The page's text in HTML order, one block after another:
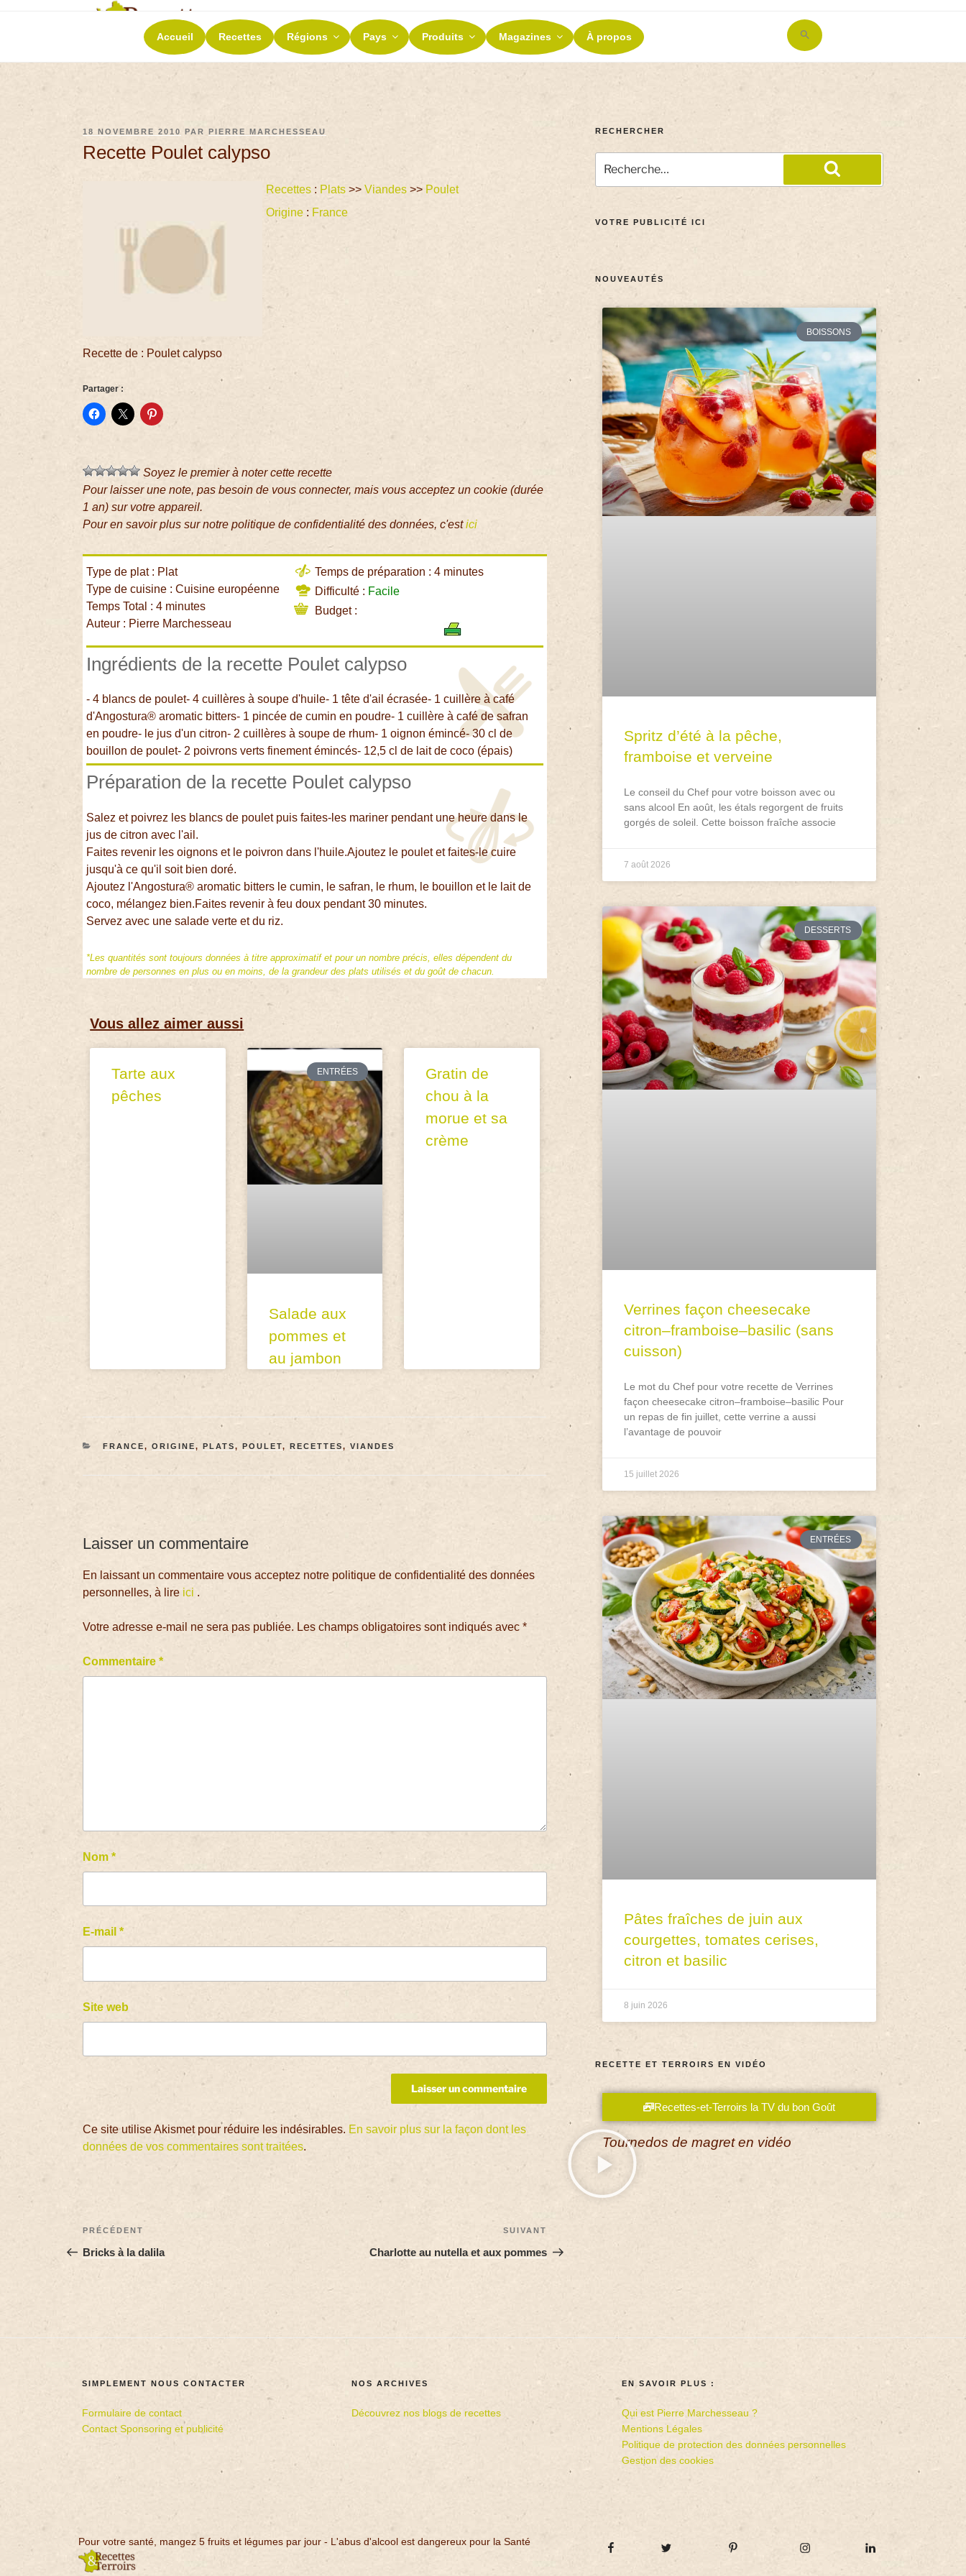
RECETTES ET TERROIRS
La richesse de nos terroirs
Accueil Recettes Régions Pays Produits Magazines À propos
Search
for:
18 NOVEMBRE 2010 PARPIERRE MARCHESSEAU
Recette Poulet calypso
Recettes : Plats >>Viandes >> Poulet
Origine : France
Recette de : Poulet calypso
Partager :
Soyez le premier à noter cette recette
Pour laisser une note, pas besoin de vous connecter, mais vous acceptez un cookie (durée
1 an) sur votre appareil.
Pour en savoir plus sur notre politique de confidentialité des données, c'estici
Type de plat : Plat
Type de cuisine : Cuisine européenne
Temps Total : 4 minutes
Auteur : Pierre Marchesseau
Temps de préparation : 4 minutes
Difficulté : Facile
Budget :
Ingrédients de la recette Poulet calypso
- 4 blancs de poulet- 4 cuillères à soupe d'huile- 1 tête d'ail écrasée- 1 cuillère à café
d'Angostura® aromatic bitters- 1 pincée de cumin en poudre- 1 cuillère à café de safran
en poudre- le jus d'un citron- 2 cuillères à soupe de rhum- 1 oignon émincé- 30 cl de
bouillon de poulet- 2 poivrons verts finement émincés- 12,5 cl de lait de coco (épais)
Préparation de la recette Poulet calypso
Salez et poivrez les blancs de poulet puis faites-les mariner pendant une heure dans le
jus de citron avec l'ail.
Faites revenir les oignons et le poivron dans l'huile.Ajoutez le poulet et faites-le cuire
jusqu'à ce qu'il soit bien doré.
Ajoutez l'Angostura® aromatic bitters le cumin, le safran, le rhum, le bouillon et le lait de
coco, mélangez bien.Faites revenir à feu doux pendant 30 minutes.
Servez avec une salade verte et du riz.
*Les quantités sont toujours données à titre approximatif et pour un nombre précis, elles dépendent du
nombre de personnes en plus ou en moins, de la grandeur des plats utilisés et du goût de chacun.
Vous allez aimer aussi
Tarte aux
pêches
ENTRÉES
Salade aux
pommes et
au jambon
Gratin de
chou à la
morue et sa
crème
FRANCE, ORIGINE, PLATS, POULET, RECETTES, VIANDES
Laisser un commentaire
En laissant un commentaire vous acceptez notre politique de confidentialité des données
personnelles, à lire ici .
Votre adresse e-mail ne sera pas publiée. Les champs obligatoires sont indiqués avec*
Commentaire*
Nom*
E-mail*
Site web
Ce site utilise Akismet pour réduire les indésirables. En savoir plus sur la façon dont les
données de vos commentaires sont traitées.
PRÉCÉDENT
Bricks à la dalila
SUIVANT
Charlotte au nutella et aux pommes
RECHERCHER
VOTRE PUBLICITÉ ICI
NOUVEAUTÉS
BOISSONS
Spritz d’été à la pêche,
framboise et verveine
Le conseil du Chef pour votre boisson avec ou
sans alcool En août, les étals regorgent de fruits
gorgés de soleil. Cette boisson fraîche associe
7 août 2026
DESSERTS
Verrines façon cheesecake
citron–framboise–basilic (sans
cuisson)
Le mot du Chef pour votre recette de Verrines
façon cheesecake citron–framboise–basilic Pour
un repas de fin juillet, cette verrine a aussi
l’avantage de pouvoir
15 juillet 2026
ENTRÉES
Pâtes fraîches de juin aux
courgettes, tomates cerises,
citron et basilic
8 juin 2026
RECETTE ET TERROIRS EN VIDÉO
Recettes-et-Terroirs la TV du bon Goût
Tournedos de magret en vidéo
SIMPLEMENT NOUS CONTACTER
Formulaire de contact
Contact Sponsoring et publicité
NOS ARCHIVES
Découvrez nos blogs de recettes
EN SAVOIR PLUS :
Qui est Pierre Marchesseau ?
Mentions Légales
Politique de protection des données personnelles
Gestion des cookies
Pour votre santé, mangez 5 fruits et légumes par jour - L'abus d'alcool est dangereux pour la Santé